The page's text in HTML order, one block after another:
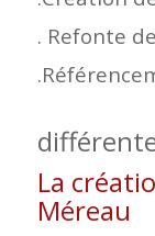
. Refonte
La
Méreau